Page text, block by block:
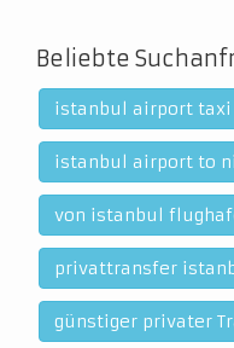
Beliebte
istanbul airport taxi
istanbul airport to
von istanbul
privattransfer
günstiger privater